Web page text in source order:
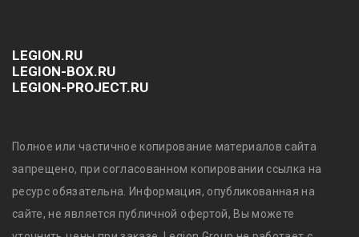
LEGION.RU
LEGION-BOX.RU
LEGION-PROJECT.RU
Полное или частичное копирование материалов сайта
запрещено, при согласованном копировании ссылка на
ресурс обязательна. Информация, опубликованная на
сайте, не является публичной офертой, Вы можете